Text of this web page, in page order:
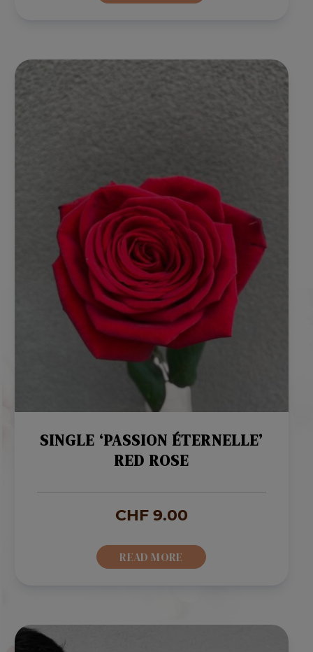
SINGLE ‘PASSION ÉTERNELLE’
RED ROSE
CHF9.00
READ MORE